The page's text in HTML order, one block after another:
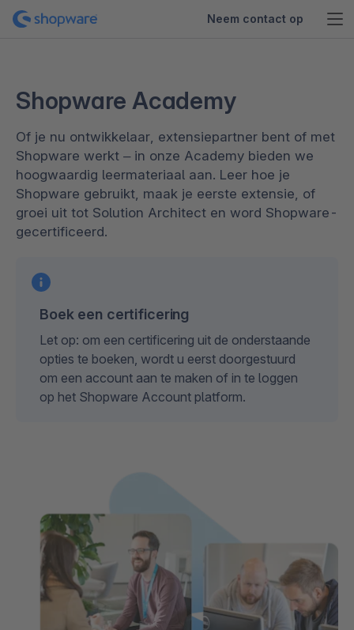
Neem contact op
Shopware Academy
Of je nu ontwikkelaar, extensiepartner bent of met
Shopware werkt – in onze Academy bieden we
hoogwaardig leermateriaal aan. Leer hoe je
Shopware gebruikt, maak je eerste extensie, of
groei uit tot Solution Architect en word Shopware-
gecertificeerd.
Boek een certificering
Let op: om een certificering uit de onderstaande
opties te boeken, wordt u eerst doorgestuurd
om een account aan te maken of in te loggen
op het Shopware Account platform.